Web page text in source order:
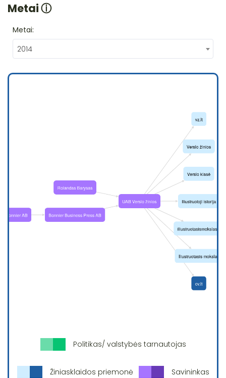
Metaiⓘ
Metai:
2014
Politikas/ valstybės tarnautojas
Žiniasklaidos priemonė Savininkas